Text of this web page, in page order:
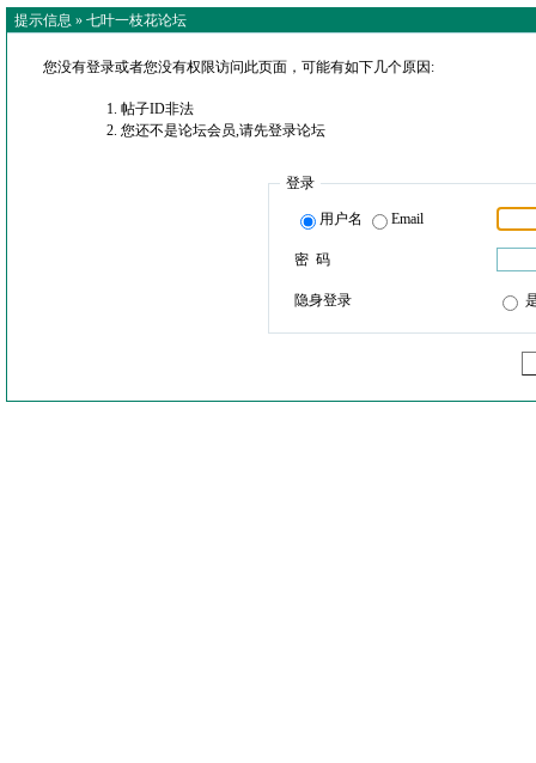
提示信息 » 七叶一枝花论坛
您没有登录或者您没有权限访问此页面，可能有如下几个原因:
帖子ID非法
您还不是论坛会员,请先登录论坛
登录
用户名 Email
密 码
隐身登录